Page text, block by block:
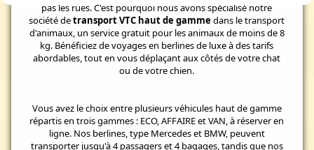
pas les rues. C'est pourquoi nous avons spécialisé notre
société detransport VTC haut de gammedans le transport
d'animaux, un service gratuit pour les animaux de moins de 8
kg. Bénéficiez de voyages en berlines de luxe à des tarifs
abordables, tout en vous déplaçant aux côtés de votre chat
ou de votre chien.
Vous avez le choix entre plusieurs véhicules haut de gamme
répartis en trois gammes : ECO, AFFAIRE et VAN, à réserver en
ligne. Nos berlines, type Mercedes et BMW, peuvent
transporter jusqu'à 4 passagers et 4 bagages, tandis que nos